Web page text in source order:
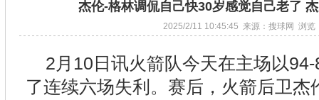
杰伦-格林调侃自己快30岁感觉自己老了
2025/2/11 10:45:45 来源：搜球网 浏览
2月10日讯火箭队今天在主场以
了连续六场失利。赛后，火箭后卫杰